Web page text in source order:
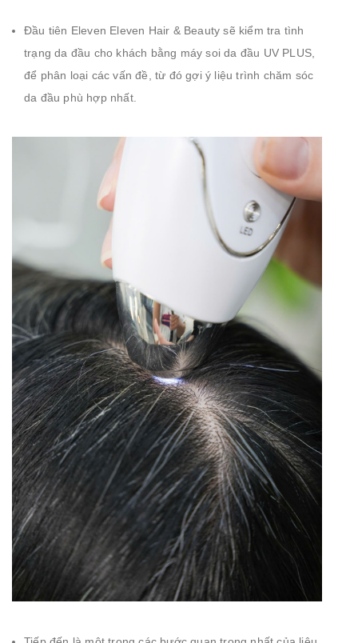
Đầu tiên Eleven Eleven Hair & Beauty sẽ kiểm tra tình
trạng da đầu cho khách bằng máy soi da đầu UV PLUS,
để phân loại các vấn đề, từ đó gợi ý liệu trình chăm sóc
da đầu phù hợp nhất.